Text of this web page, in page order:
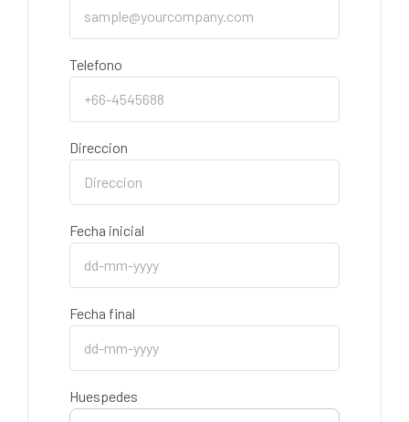
Telefono
Direccion
Fecha inicial
Fecha final
Huespedes